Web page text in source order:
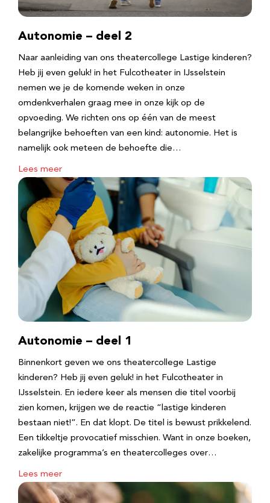
Autonomie – deel 2
Naar aanleiding van ons theatercollege Lastige kinderen?
Heb jij even geluk! in het Fulcotheater in IJsselstein
nemen we je de komende weken in onze
omdenkverhalen graag mee in onze kijk op de
opvoeding. We richten ons op één van de meest
belangrijke behoeften van een kind: autonomie. Het is
namelijk ook meteen de behoefte die…
Lees meer
Autonomie – deel 1
Binnenkort geven we ons theatercollege Lastige
kinderen? Heb jij even geluk! in het Fulcotheater in
IJsselstein. En iedere keer als mensen die titel voorbij
zien komen, krijgen we de reactie “lastige kinderen
bestaan niet!”. En dat klopt. De titel is bewust prikkelend.
Een tikkeltje provocatief misschien. Want in onze boeken,
zakelijke programma’s en theatercolleges over…
Lees meer